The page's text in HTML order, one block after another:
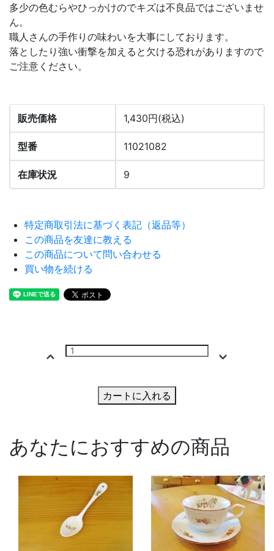
多少の色むらやひっかけのでキズは不良品ではございませ
ん。
職人さんの手作りの味わいを大事にしております。
落としたり強い衝撃を加えると欠ける恐れがありますので
ご注意ください。
販売価格 1,430円(税込)
型番 11021082
在庫状況 9
特定商取引法に基づく表記（返品等）
この商品を友達に教える
この商品について問い合わせる
買い物を続ける
カートに入れる
あなたにおすすめの商品